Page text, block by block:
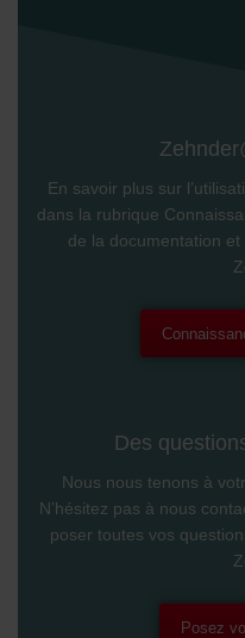
En savoir plus sur
dans la rubrique
de la documentation
Des
Nous nous tenons à
N’hésitez pas à nous
poser toutes vos
Posez